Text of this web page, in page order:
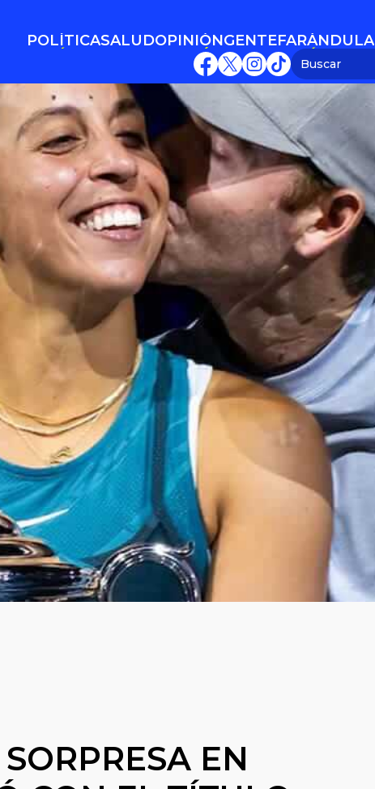
POLÍTICASALUDOPINIÓN
OPINIÓN
GENTE
GENTE
FARÁNDULA
FARÁNDULA
EN